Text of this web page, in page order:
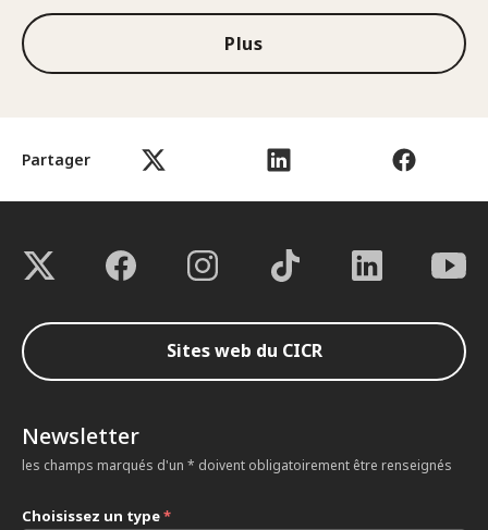
Partager
Plus
Sites web du CICR
Newsletter
les champs marqués d'un * doivent obligatoirement être renseignés
Choisissez un type*